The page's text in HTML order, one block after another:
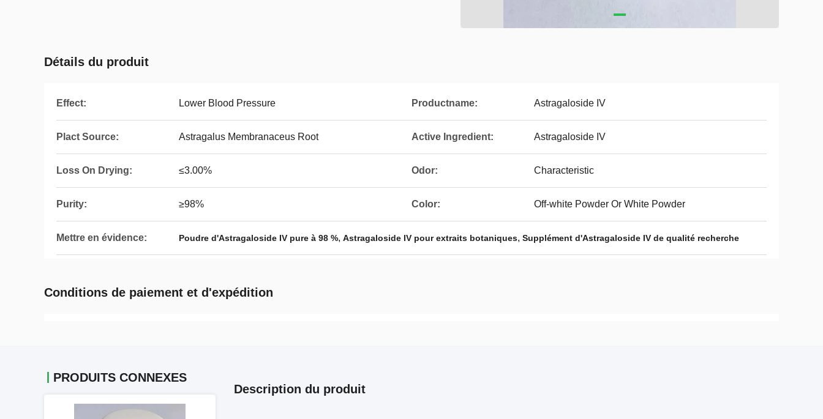
Détails du produit
Effect: Lower Blood Pressure Productname: Astragaloside IV
Plact Source: Astragalus Membranaceus Root Active Ingredient: Astragaloside IV
Loss On Drying: ≤3.00% Odor: Characteristic
Purity: ≥98% Color: Off-white Powder Or White Powder
Mettre en évidence: Poudre d'Astragaloside IV pure à 98 %, Astragaloside IV pour extraits botaniques, Supplément d'Astragaloside IV de qualité recherche
Conditions de paiement et d'expédition
PRODUITS CONNEXES
Description du produit